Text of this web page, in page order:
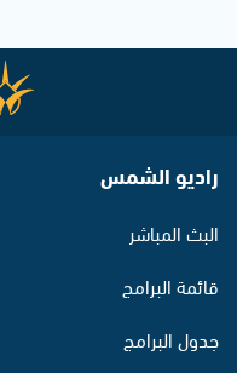
راديو الشمس
البث المباشر
قائمة البرامج
جدول البرامج